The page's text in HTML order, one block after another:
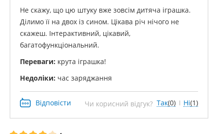
Не скажу, що цю штуку вже зовсім дитяча іграшка.
Ділимо її на двох із сином. Цікава річ нічого не
скажеш. Інтерактивний, цікавий,
багатофункціональний.
Переваги: ​​крута іграшка!
Недоліки: час заряджання
Відповісти Чи корисний відгук? Так(0) Ні(1)